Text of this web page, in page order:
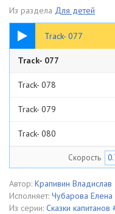
Из раздела Для детей
Track- 077
04:35
Track- 077
Track- 078
Track- 079
Track- 080
Track- 082
Track- 083
Скорость
Автор: Крапивин Владислав
Исполняет: Чубарова Елена
Из серии: Сказки капитанов